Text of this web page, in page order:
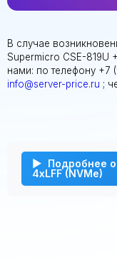
В случае
Supermicro CSE-819U
нами: по телефону +7
info@server-price.ru ;
Подробнее о
4xLFF (NVMe)